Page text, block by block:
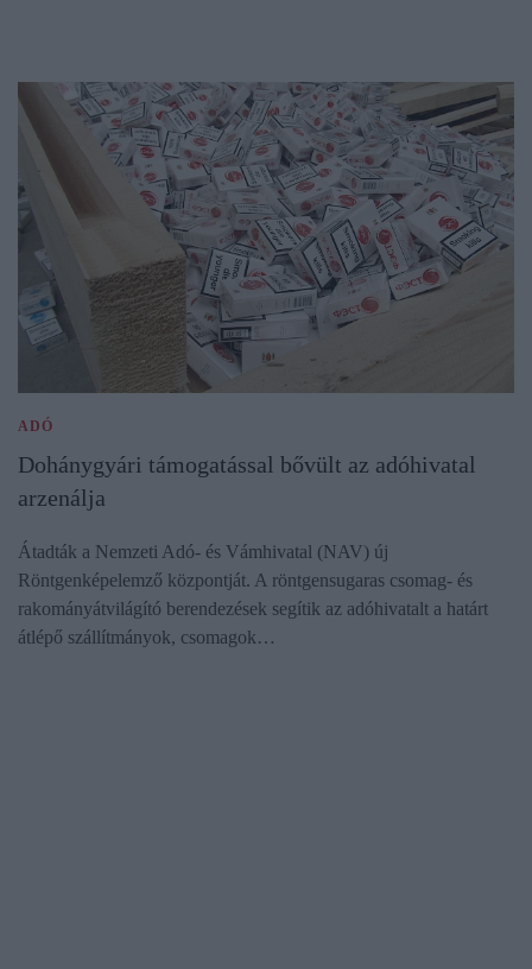
ADÓ
Dohánygyári támogatással bővült az adóhivatal
arzenálja
Átadták a Nemzeti Adó- és Vámhivatal (NAV) új
Röntgenképelemző központját. A röntgensugaras csomag- és
rakományátvilágító berendezések segítik az adóhivatalt a határt
átlépő szállítmányok, csomagok…